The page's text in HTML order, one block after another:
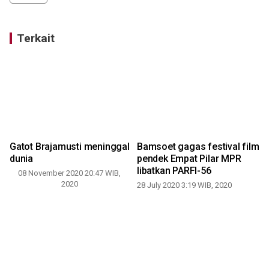
Terkait
Gatot Brajamusti meninggal
dunia
08 November 2020 20:47 WIB,
2020
Bamsoet gagas festival film
pendek Empat Pilar MPR
libatkan PARFI-56
28 July 2020 3:19 WIB, 2020